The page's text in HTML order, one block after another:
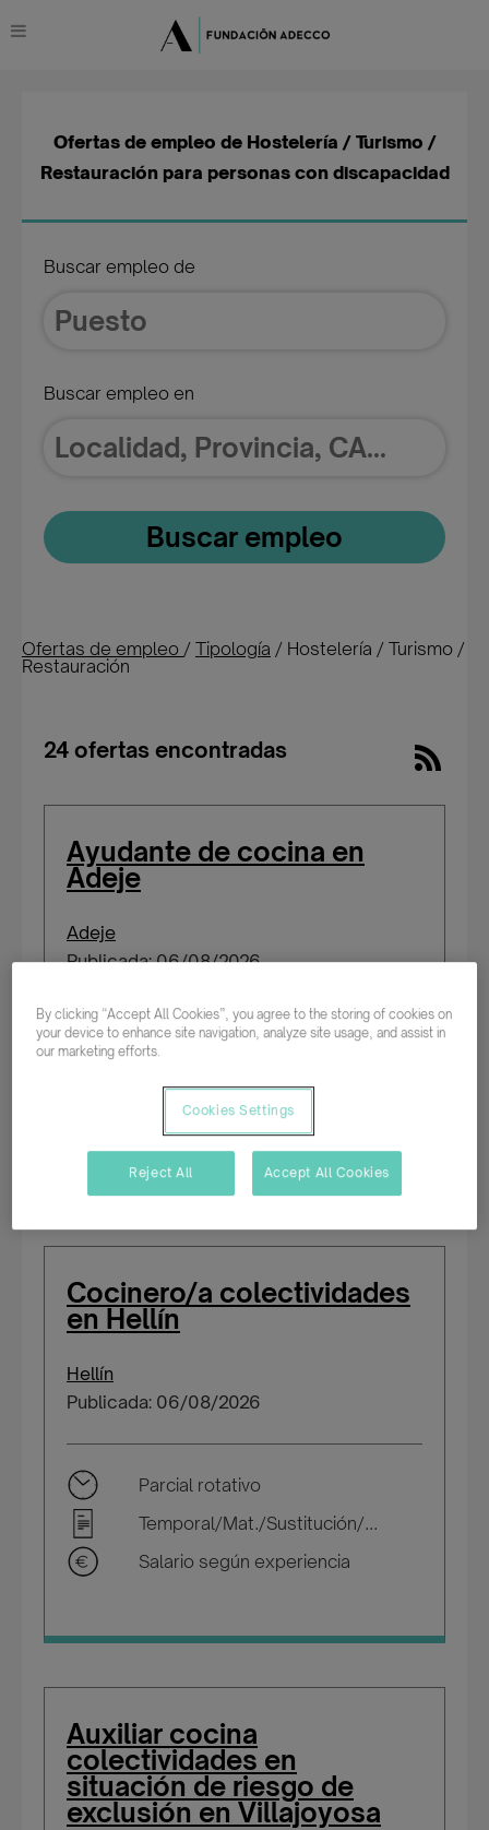
Buscar empleo de
Buscar empleo en
Buscar empleo
Ofertas de empleo de Hostelería / Turismo /
Restauración para personas con discapacidad
Ofertas de empleo / Tipología / Hostelería / Turismo /
Restauración
24 ofertas encontradas
Ayudante de cocina en
Adeje
Adeje
Publicada: 06/08/2026
Parcial rotativo
Temporal/Mat./Sustitución/...
Salario según experiencia
Cocinero/a colectividades
en Hellín
Hellín
Publicada: 06/08/2026
Parcial rotativo
Temporal/Mat./Sustitución/...
Salario según experiencia
Auxiliar cocina
colectividades en
situación de riesgo de
exclusión en Villajoyosa
By clicking “Accept All Cookies”, you agree to the storing of cookies on
your device to enhance site navigation, analyze site usage, and assist in
our marketing efforts.
Cookies Settings
Reject All Accept All Cookies